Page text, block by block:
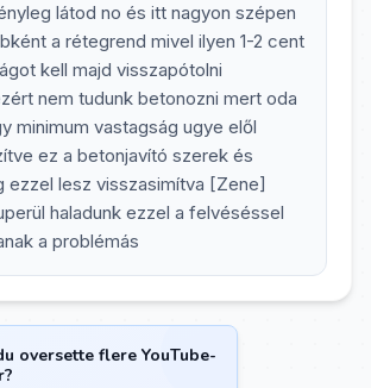
látod no és itt nagyon szépen
a rétegrend mivel ilyen 1-2 cent
kell majd visszapótolni
nem tudunk betonozni mert oda
minimum vastagság ugye elől
ez a betonjavító szerek és
ezzel lesz visszasimítva [Zene]
haladunk ezzel a felvéséssel
a problémás
oversette flere YouTube-